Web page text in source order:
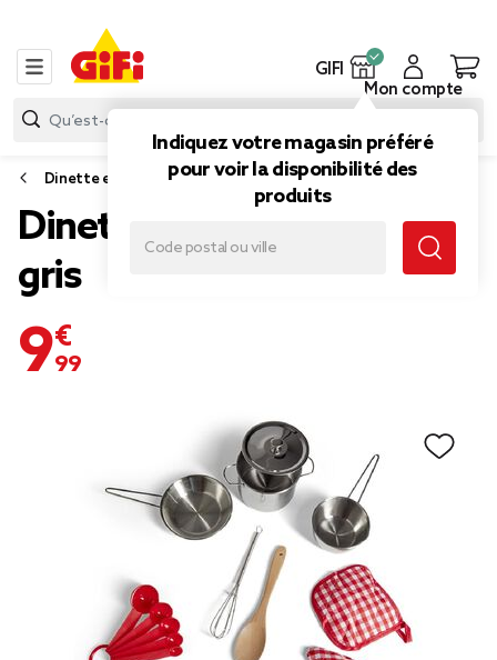
GIFI
Indiquez votre magasin préféré
pour voir la disponibilité des
produits
Mon compte
Dinette et jouet d'imitation
Dinette métal 13 pièces
gris
9,99 €